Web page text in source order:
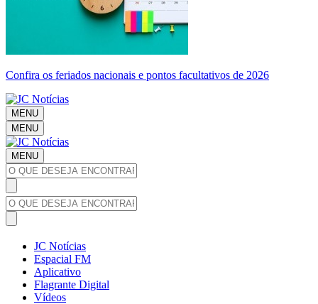
Confira os feriados nacionais e pontos facultativos de 2026
MENU
MENU
MENU
JC Notícias
Espacial FM
Aplicativo
Flagrante Digital
Vídeos